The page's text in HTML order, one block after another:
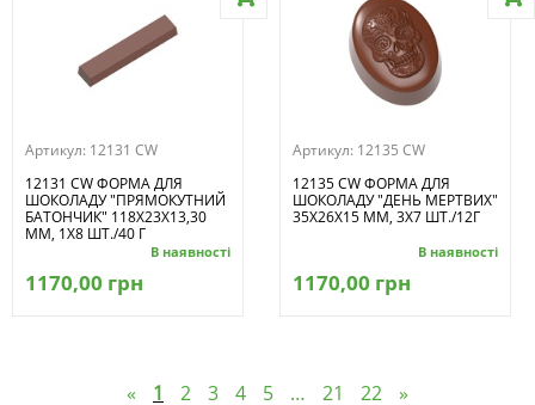
Артикул: 12131 CW
12131 CW ФОРМА ДЛЯ
ШОКОЛАДУ "ПРЯМОКУТНИЙ
БАТОНЧИК" 118X23X13,30
ММ, 1Х8 ШТ./40 Г
В наявності
1170,00 грн
Артикул: 12135 CW
12135 CW ФОРМА ДЛЯ
ШОКОЛАДУ "ДЕНЬ МЕРТВИХ"
35X26X15 ММ, 3Х7 ШТ./12Г
В наявності
1170,00 грн
« 1 2 3 4 5 … 21 22 »